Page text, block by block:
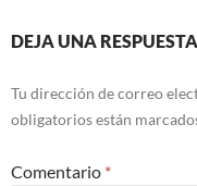
DEJA UNA RESPUESTA
Tu dirección de correo
obligatorios están
Comentario *